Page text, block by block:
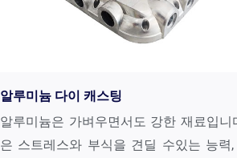
알루미늄 다이 캐스팅
알루미늄은 가벼우면서도 강한 재료입니
은 스트레스와 부식을 견딜 수있는 능력,